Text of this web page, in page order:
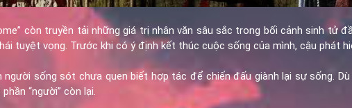
còn truyền tải những giá trị nhân văn sâu sắc trong bối cảnh sinh tử
tuyệt vọng. Trước khi có ý định kết thúc cuộc sống của mình, cậu phát
sống sót chưa quen biết hợp tác để chiến đấu giành lại sự sống.
“người” còn lại.